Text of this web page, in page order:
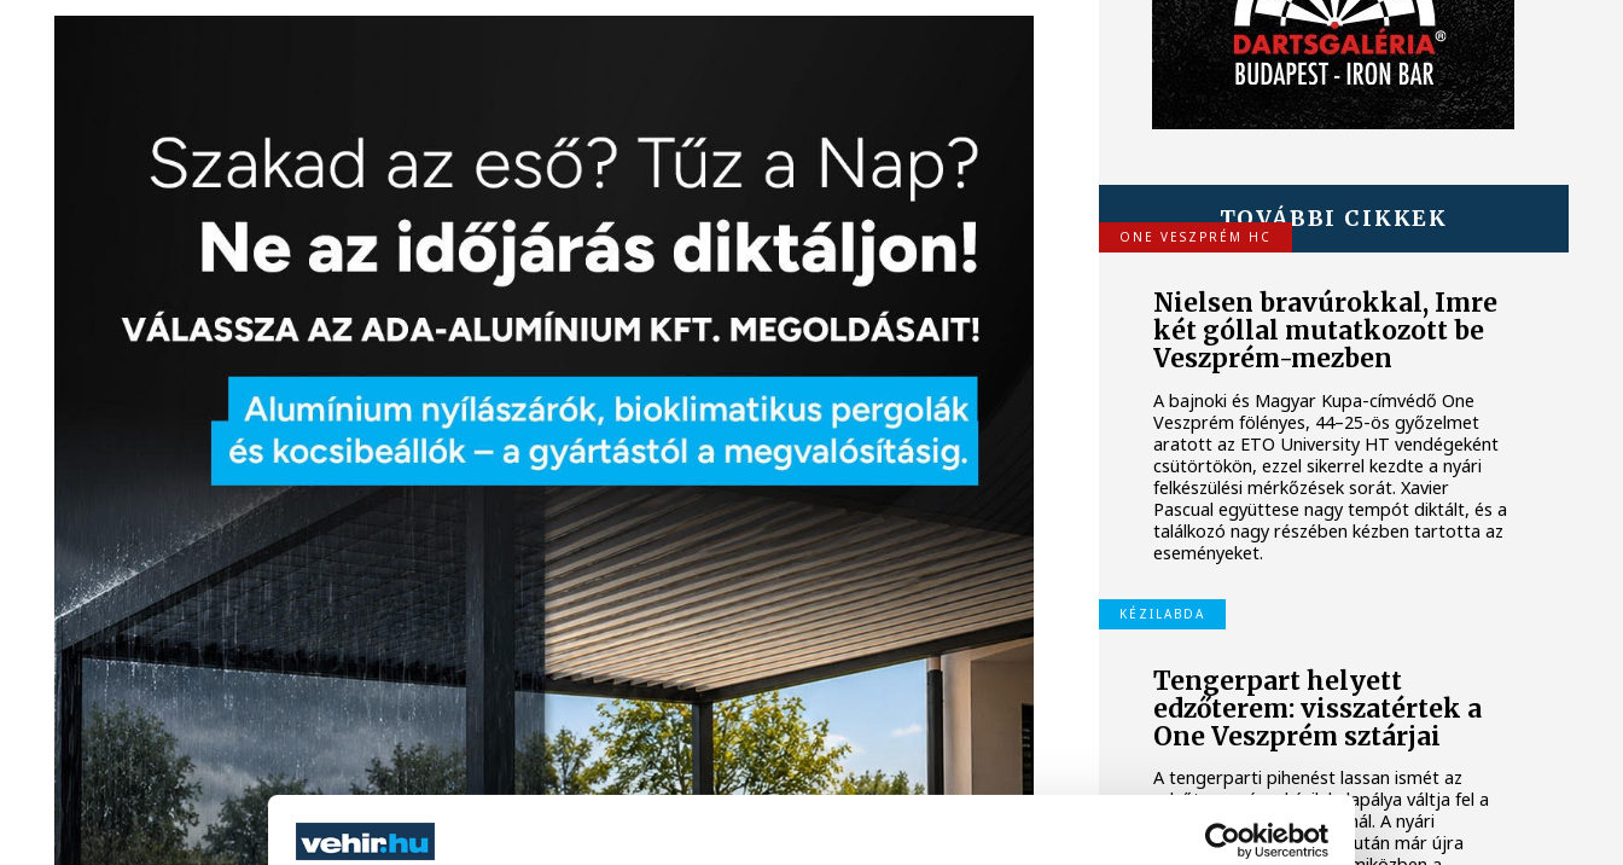
TOVÁBBI CIKKEK
ONE VESZPRÉM HC
Nielsen bravúrokkal, Imre
két góllal mutatkozott be
Veszprém-mezben
A bajnoki és Magyar Kupa-címvédő One
Veszprém fölényes, 44–25-ös győzelmet
aratott az ETO University HT vendégeként
csütörtökön, ezzel sikerrel kezdte a nyári
felkészülési mérkőzések sorát. Xavier
Pascual együttese nagy tempót diktált, és a
találkozó nagy részében kézben tartotta az
eseményeket.
KÉZILABDA
Tengerpart helyett
edzőterem: visszatértek a
One Veszprém sztárjai
A tengerparti pihenést lassan ismét az
edzőterem és a kézilabdapálya váltja fel a
One Veszprém játékosainál. A nyári
szabadság utolsó napjai után már újra